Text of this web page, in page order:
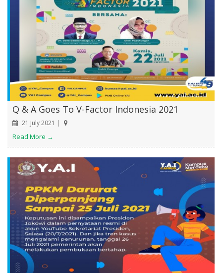
Q & A Goes To V-Factor Indonesia 2021
21 July 2021 |
Read More →